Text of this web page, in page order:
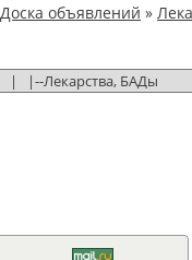
Доска объявлений »